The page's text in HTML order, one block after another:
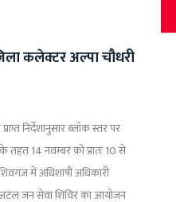
कलेक्टर अल्पा चौधरी
निर्देशानुसार ब्लॉक स्तर पर
14 नवम्बर को प्रातः 10 से
में अधिशाषी अधिकारी
जन सेवा शिविर का आयोजन